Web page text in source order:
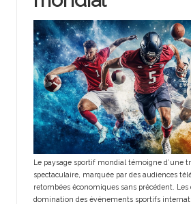
Le paysage sportif mondial témoigne d’une
spectaculaire, marquée par des audiences
retombées économiques sans précédent.
domination des événements sportifs